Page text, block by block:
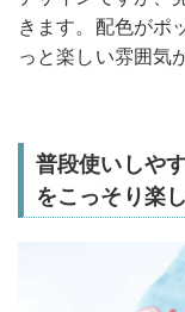
きます。配色がポ
っと楽しい雰囲気
普段使いしや
をこっそり楽